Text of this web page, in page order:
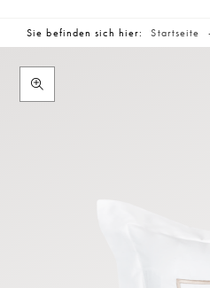
Sie befinden sich hier: Startseite